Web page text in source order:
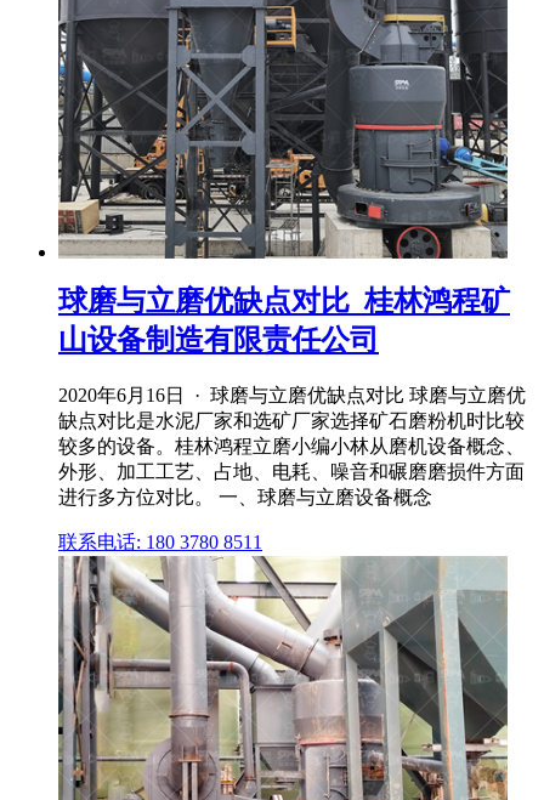
球磨与立磨优缺点对比_桂林鸿程矿
山设备制造有限责任公司
2020年6月16日 · 球磨与立磨优缺点对比 球磨与立磨优
缺点对比是水泥厂家和选矿厂家选择矿石磨粉机时比较
较多的设备。桂林鸿程立磨小编小林从磨机设备概念、
外形、加工工艺、占地、电耗、噪音和碾磨磨损件方面
进行多方位对比。 一、球磨与立磨设备概念
联系电话: 180 3780 8511